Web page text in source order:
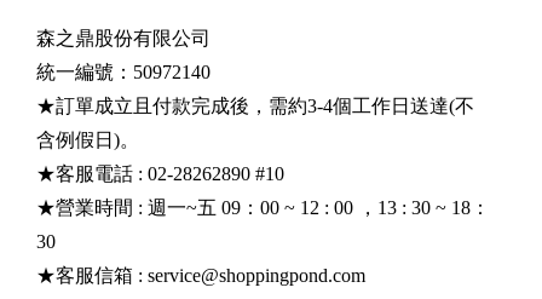
森之鼎股份有限公司
統一編號：50972140
★訂單成立且付款完成後，需約3-4個工作日送達(不
含例假日)。
★客服電話 : 02-28262890 #10
★營業時間 : 週一~五 09：00 ~ 12 : 00 ，13 : 30 ~ 18：
30
★客服信箱 : service@shoppingpond.com